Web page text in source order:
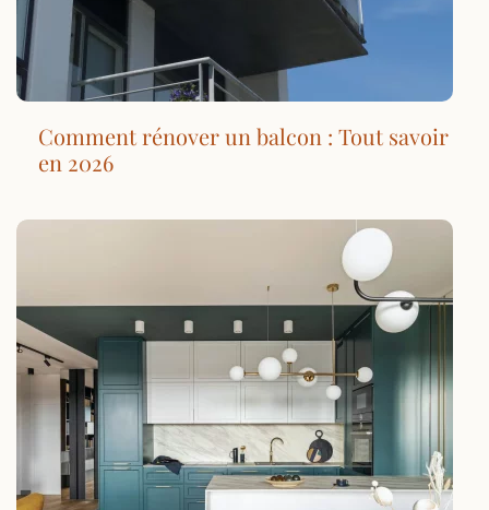
Comment rénover un balcon : Tout savoir
en 2026